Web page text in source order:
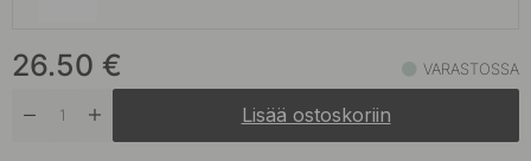
Ruostumaton Terässävy Varastossa
26.50 € VARASTOSSA
Lisää ostoskoriin